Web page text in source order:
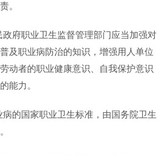
。
府职业卫生监督管理部门应当加强对
及职业病防治的知识，增强用人单位
动者的职业健康意识、自我保护意识
能力。
的国家职业卫生标准，由国务院卫生